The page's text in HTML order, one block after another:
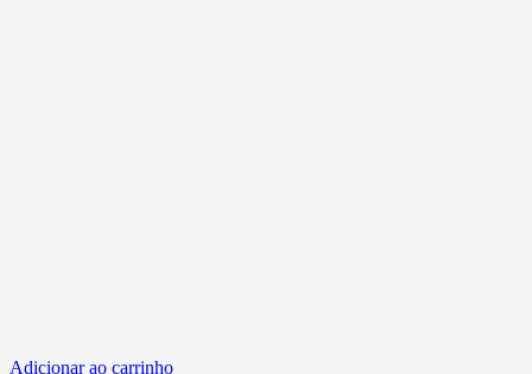
Adicionar ao carrinho